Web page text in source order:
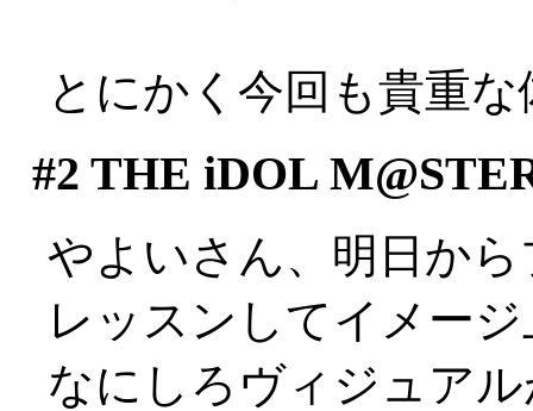
とにかく今回も貴重
#2 THE iDOL
やよいさん、明日か
レッスンしてイメー
なにしろヴィジュア